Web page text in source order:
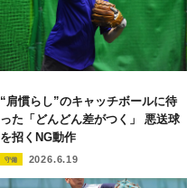
“肩慣らし”のキャッチボールに待
った「どんどん差がつく」 悪送球
を招くNG動作
守備 2026.6.19